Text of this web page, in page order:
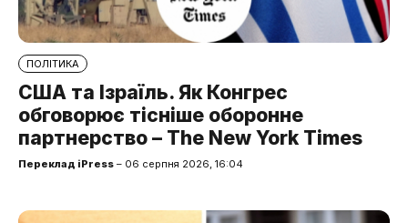
ПОЛІТИКА
США та Ізраїль. Як Конгрес
обговорює тісніше оборонне
партнерство – The New York Times
Переклад iPress – 06 серпня 2026, 16:04